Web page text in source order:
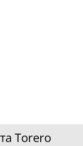
Torero